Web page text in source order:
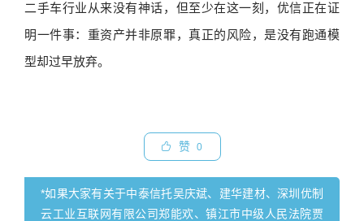
二手车行业从来没有神话，但至少在这一刻，优信正在证
明一件事：重资产并非原罪，真正的风险，是没有跑通模
型却过早放弃。
赞 0
*如果大家有关于中泰信托吴庆斌、建华建材、深圳优制
云工业互联网有限公司郑能欢、镇江市中级人民法院贾